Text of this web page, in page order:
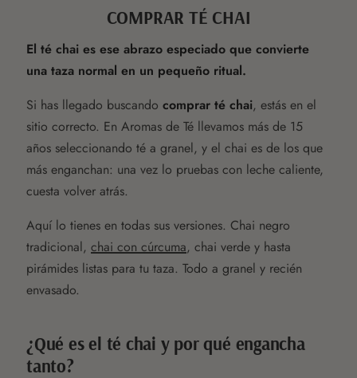
COMPRAR TÉ CHAI
El té chai es ese abrazo especiado que convierte
una taza normal en un pequeño ritual.
Si has llegado buscando comprar té chai, estás en el
sitio correcto. En Aromas de Té llevamos más de 15
años seleccionando té a granel, y el chai es de los que
más enganchan: una vez lo pruebas con leche caliente,
cuesta volver atrás.
Aquí lo tienes en todas sus versiones. Chai negro
tradicional, chai con cúrcuma, chai verde y hasta
pirámides listas para tu taza. Todo a granel y recién
envasado.
¿Qué es el té chai y por qué engancha
tanto?